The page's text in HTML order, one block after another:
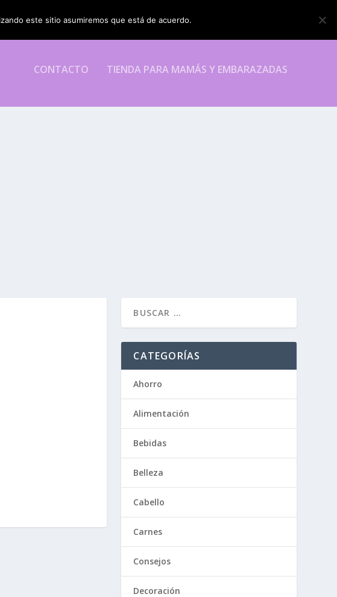
CONTACTO TIENDA PARA MAMÁS Y EMBARAZADAS
CATEGORÍAS
Ahorro
Alimentación
Bebidas
Belleza
Cabello
Carnes
Consejos
Decoración
este sitio asumiremos que está de acuerdo.